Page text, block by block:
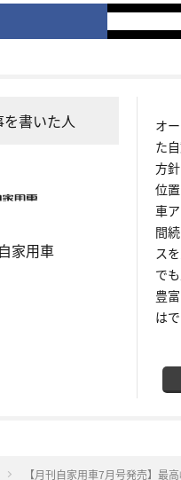
書いた人
家用車
オ
た
方
位
車
間
ス
で
豊
はで
【月刊自家用車7月号発売】最